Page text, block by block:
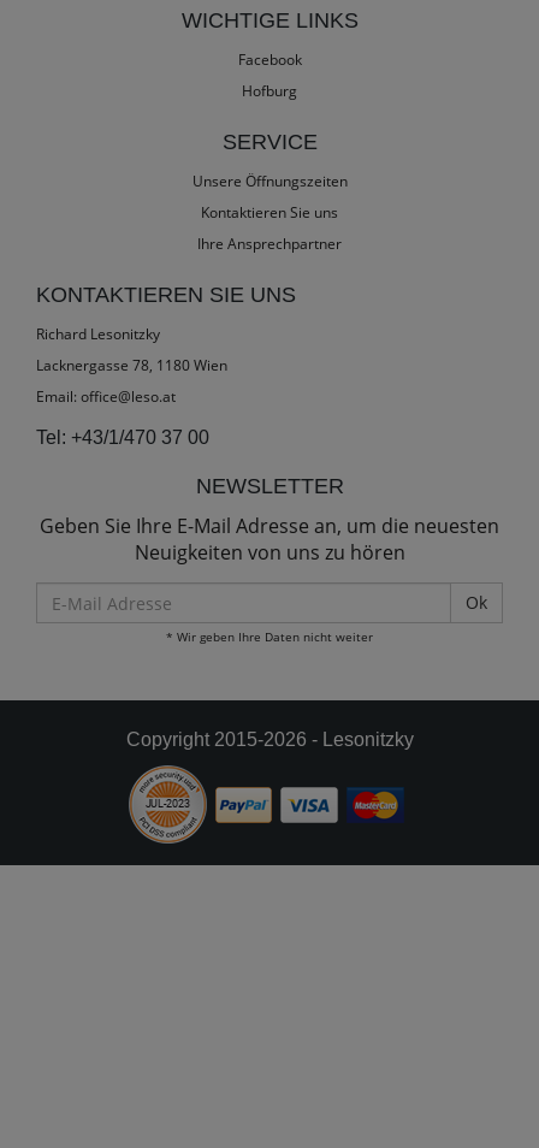
WICHTIGE LINKS
Facebook
Hofburg
SERVICE
Unsere Öffnungszeiten
Kontaktieren Sie uns
Ihre Ansprechpartner
KONTAKTIEREN SIE UNS
Richard Lesonitzky
Lacknergasse 78, 1180 Wien
Email: office@leso.at
Tel: +43/1/470 37 00
NEWSLETTER
Geben Sie Ihre E-Mail Adresse an, um die neuesten
Neuigkeiten von uns zu hören
Mail
Adresse
* Wir geben Ihre Daten nicht weiter
Copyright 2015-2026 - Lesonitzky